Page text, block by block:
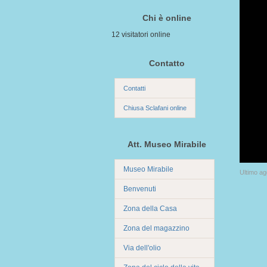
Chi è online
12 visitatori online
Contatto
Contatti
Chiusa Sclafani online
Att. Museo Mirabile
Museo Mirabile
Benvenuti
Zona della Casa
Zona del magazzino
Via dell'olio
Ultimo